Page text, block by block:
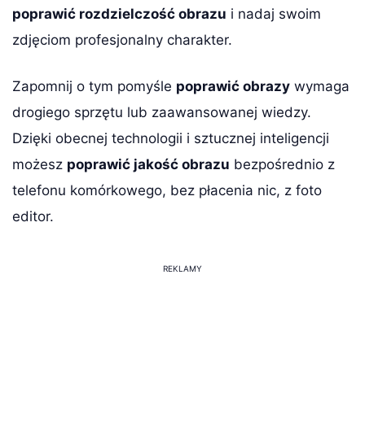
poprawić rozdzielczość obrazu i nadaj swoim
zdjęciom profesjonalny charakter.
Zapomnij o tym pomyśle poprawić obrazy wymaga
drogiego sprzętu lub zaawansowanej wiedzy.
Dzięki obecnej technologii i sztucznej inteligencji
możesz poprawić jakość obrazu bezpośrednio z
telefonu komórkowego, bez płacenia nic, z foto
editor.
REKLAMY